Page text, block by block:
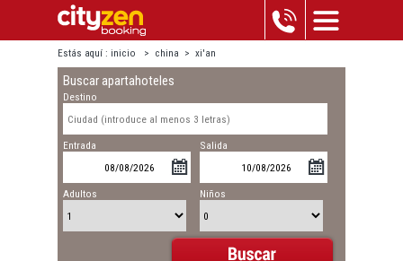
Estás aquí : inicio > china > xi'an
Buscar apartahoteles
Destino
Entrada Salida
Adultos Niños